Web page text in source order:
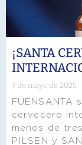
¡SANTA
7 de mayo de 2025
FUENSANTA
cervecero
menos de
PILSEN y